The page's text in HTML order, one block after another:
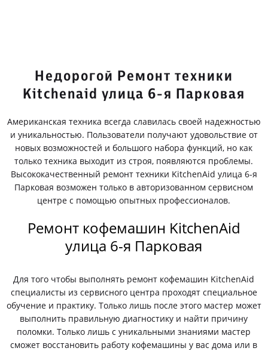
Недорогой Ремонт техники
Kitchenaid улица 6-я Парковая
Американская техника всегда славилась своей надежностью
и уникальностью. Пользователи получают удовольствие от
новых возможностей и большого набора функций, но как
только техника выходит из строя, появляются проблемы.
Высококачественный ремонт техники KitchenAid улица 6-я
Парковая возможен только в авторизованном сервисном
центре с помощью опытных профессионалов.
Ремонт кофемашин KitchenAid
улица 6-я Парковая
Для того чтобы выполнять ремонт кофемашин KitchenAid
специалисты из сервисного центра проходят специальное
обучение и практику. Только лишь после этого мастер может
выполнить правильную диагностику и найти причину
поломки. Только лишь с уникальными знаниями мастер
сможет восстановить работу кофемашины у вас дома или в